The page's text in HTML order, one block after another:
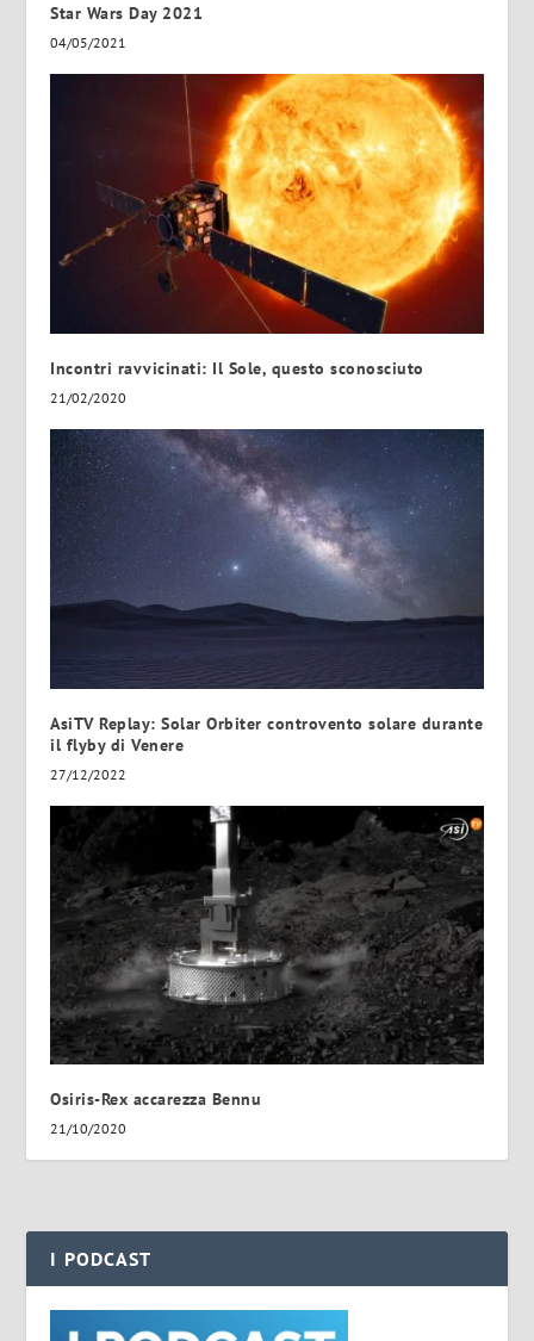
Star Wars Day 2021
04/05/2021
Incontri ravvicinati: Il Sole, questo sconosciuto
21/02/2020
AsiTV Replay: Solar Orbiter controvento solare durante
il flyby di Venere
27/12/2022
Osiris-Rex accarezza Bennu
21/10/2020
I PODCAST